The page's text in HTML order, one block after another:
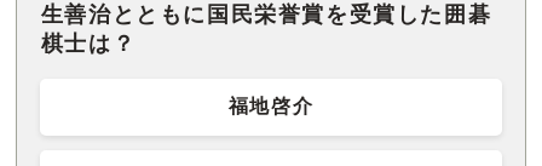
生善治とともに国民栄誉賞を受賞した囲碁
棋士は？
福地啓介